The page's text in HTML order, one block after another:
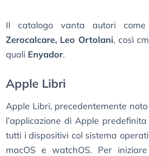
Il catalogo vanta autori come
Zerocalcare, Leo Ortolani, così
quali Enyador.
Apple Libri
Apple Libri, precedentemente noto
l’applicazione di Apple
tutti i dispositivi col sistema
macOS e watchOS. Per